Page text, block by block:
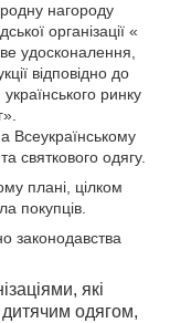
нагороду
організації «
удосконалення,
відповідно до
ринку
Всеукраїнському
святкового одягу.
плані, цілком
покупців.
законодавства
які
дитячим одягом,